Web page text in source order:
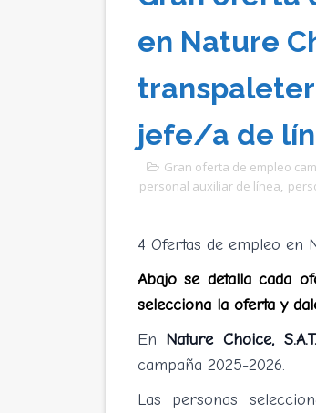
en Nature
jefe/a de
Gran oferta de empleo
personal auxiliar de línea,
4 Ofertas de empleo en
Abajo se detalla cada
selecciona la oferta y
En Nature Choice, S.A.T.
campaña 2025-2026.
Las personas